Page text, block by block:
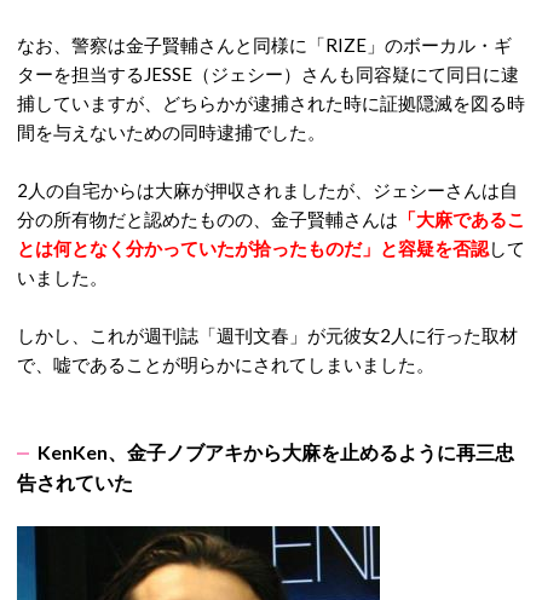
なお、警察は金子賢輔さんと同様に「RIZE」のボーカル・ギ
ターを担当するJESSE（ジェシー）さんも同容疑にて同日に逮
捕していますが、どちらかが逮捕された時に証拠隠滅を図る時
間を与えないための同時逮捕でした。
2人の自宅からは大麻が押収されましたが、ジェシーさんは自
分の所有物だと認めたものの、金子賢輔さんは 「大麻であるこ
とは何となく分かっていたが拾ったものだ」と容疑を否認して
いました。
しかし、これが週刊誌「週刊文春」が元彼女2人に行った取材
で、嘘であることが明らかにされてしまいました。
KenKen、金子ノブアキから大麻を止めるように再三忠
告されていた